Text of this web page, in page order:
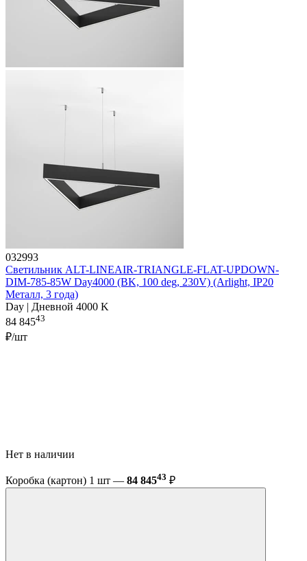
032993
Светильник ALT-LINEAIR-TRIANGLE-FLAT-UPDOWN-
DIM-785-85W Day4000 (BK, 100 deg, 230V) (Arlight, IP20
Металл, 3 года)
Day | Дневной 4000 K
84 84543
₽/шт
Нет в наличии
Коробка (картон) 1 шт — 84 84543 ₽